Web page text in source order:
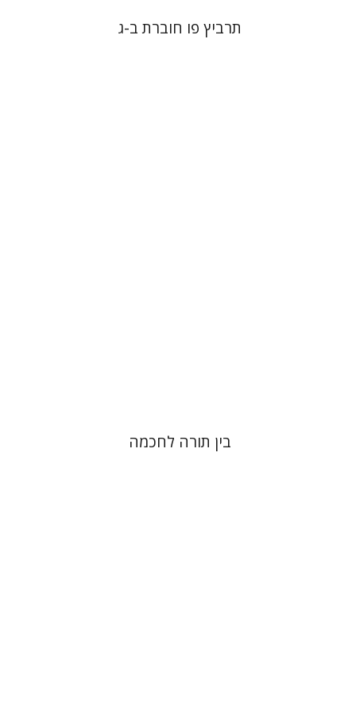
תרביץ פו חוברת ב-ג
בין תורה לחכמה